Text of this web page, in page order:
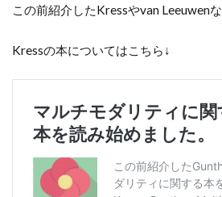
この前紹介したKressやvan Leeuwen
Kressの本についてはこちら↓